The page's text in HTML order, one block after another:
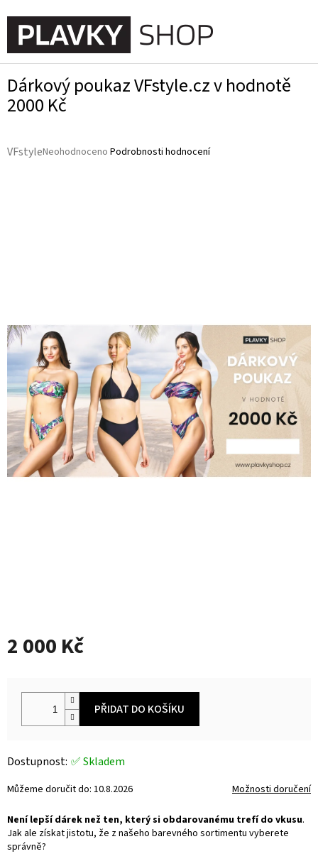
na
obsah
Dárkový poukaz VFstyle.cz v hodnotě
2000 Kč
Průměrné
Neohodnoceno Podrobnosti hodnocení
VFstyle
2 000 Kč
✅ Skladem
Můžeme doručit do: 10.8.2026 Možnosti doručení
PŘIDAT DO KOŠÍKU
Není lepší dárek než ten, který si obdarovanému trefí do vkusu.
Jak ale získat jistotu, že z našeho barevného sortimentu vyberete
správně?